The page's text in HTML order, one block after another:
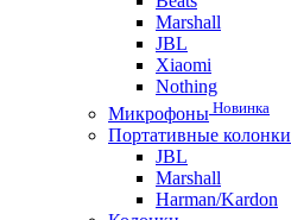
Marshall
JBL
Xiaomi
Nothing
Микрофоны Новинка
Портативные колонки
JBL
Marshall
Harman/Kardon